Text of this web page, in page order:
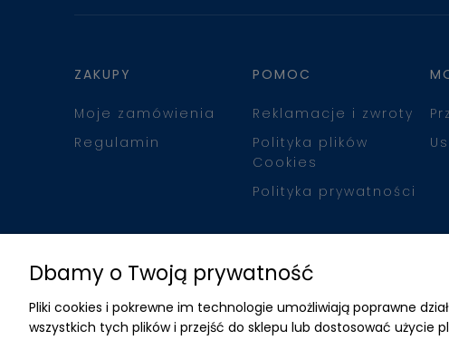
ZAKUPY
Moje zamówienia
Regulamin
POMOC
Reklamacje i zwroty
Polityka plików
Cookies
Polityka prywatności
Dbamy o Twoją prywatność
Pliki cookies i pokrewne im technologie umożliwiają poprawne
wszystkich tych plików i przejść do sklepu lub dostosować użycie